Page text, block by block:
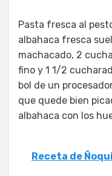
Pasta fresca al
albahaca fresca
machacado, 2
fino y 1 1/2
bol de un
que quede bien
albahaca con los
Receta de